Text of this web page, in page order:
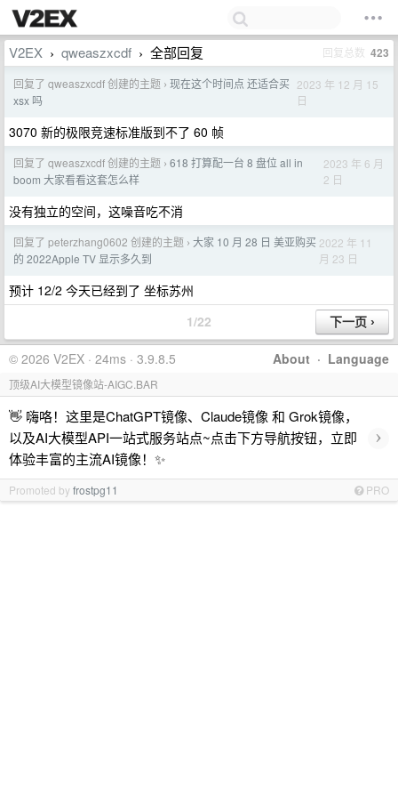
V2EX › qweaszxcdf › 全部回复 回复总数 423
回复了 qweaszxcdf 创建的主题 › 现在这个时间点 还适合买
xsx 吗
2023 年 12 月 15
日
3070 新的极限竞速标准版到不了 60 帧
回复了 qweaszxcdf 创建的主题 › 618 打算配一台 8 盘位 all in
boom 大家看看这套怎么样
2023 年 6 月
2 日
没有独立的空间，这噪音吃不消
回复了 peterzhang0602 创建的主题 › 大家 10 月 28 日 美亚购买
的 2022Apple TV 显示多久到
2022 年 11
月 23 日
预计 12/2 今天已经到了 坐标苏州
1/22
About · Language
© 2026 V2EX · 24ms · 3.9.8.5
顶级AI大模型镜像站-AIGC.BAR
👋 嗨咯！这里是ChatGPT镜像、Claude镜像 和 Grok镜像，
以及AI大模型API一站式服务站点~点击下方导航按钮，立即
体验丰富的主流AI镜像！✨
›
Promoted byfrostpg11 PRO